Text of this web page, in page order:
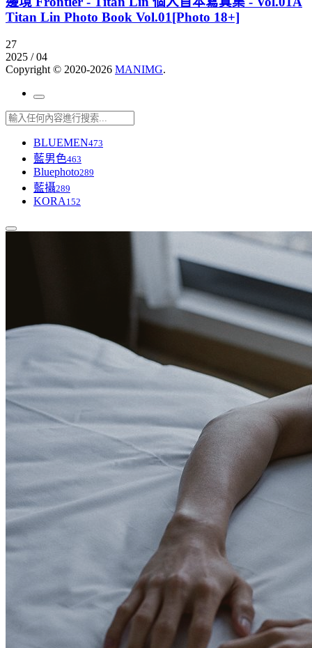
Titan Lin Photo Book Vol.01[Photo 18+]
27
2025 / 04
Copyright © 2020-2026 MANIMG.
BLUEMEN473
藍男色463
Bluephoto289
藍攝289
KORA 152